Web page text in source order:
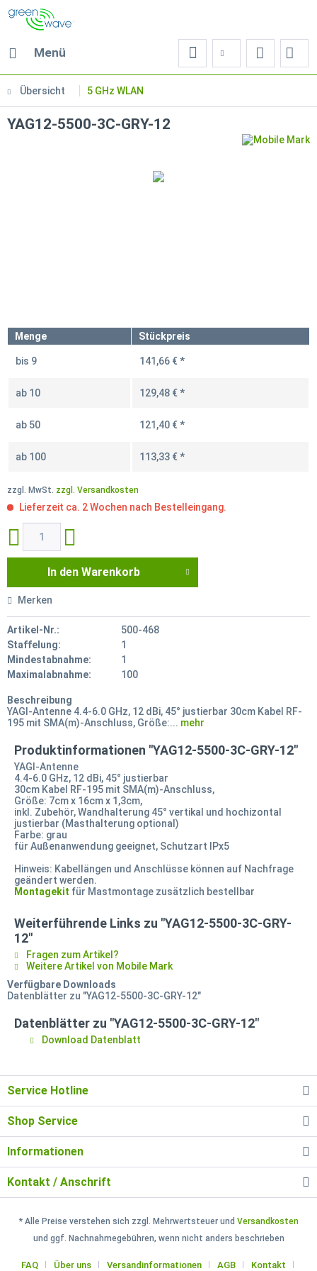
Menü
Übersicht 5 GHz WLAN
YAG12-5500-3C-GRY-12
Menge Stückpreis
bis 9 141,66 € *
ab 10 129,48 € *
ab 50 121,40 € *
ab 100 113,33 € *
zzgl. MwSt. zzgl. Versandkosten
Lieferzeit ca. 2 Wochen nach Bestelleingang.
In den Warenkorb
Merken
Artikel-Nr.:
500-468
Staffelung:
1
Mindestabnahme:
1
Maximalabnahme:
100
Beschreibung
YAGI-Antenne 4.4-6.0 GHz, 12 dBi, 45° justierbar 30cm Kabel RF-
195 mit SMA(m)-Anschluss, Größe:... mehr
Produktinformationen "YAG12-5500-3C-GRY-12"
YAGI-Antenne
4.4-6.0 GHz, 12 dBi, 45° justierbar
30cm Kabel RF-195 mit SMA(m)-Anschluss,
Größe: 7cm x 16cm x 1,3cm,
inkl. Zubehör, Wandhalterung 45° vertikal und hochizontal
justierbar (Masthalterung optional)
Farbe: grau
für Außenanwendung geeignet, Schutzart IPx5
Hinweis: Kabellängen und Anschlüsse können auf Nachfrage
geändert werden.
Montagekit für Mastmontage zusätzlich bestellbar
Weiterführende Links zu "YAG12-5500-3C-GRY-
12"
Fragen zum Artikel?
Weitere Artikel von Mobile Mark
Verfügbare Downloads
Datenblätter zu "YAG12-5500-3C-GRY-12"
Datenblätter zu "YAG12-5500-3C-GRY-12"
Download Datenblatt
Service Hotline
Shop Service
Informationen
Kontakt / Anschrift
* Alle Preise verstehen sich zzgl. Mehrwertsteuer und Versandkosten
und ggf. Nachnahmegebühren, wenn nicht anders beschrieben
FAQ Über uns Versandinformationen AGB Kontakt